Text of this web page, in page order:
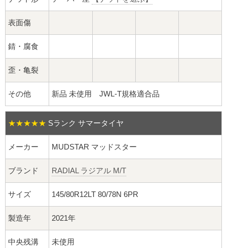
ショート平面ナット
ロング球面ナット
ショート球面ナット
貫通ナット
ロング袋ナット
ショート袋ナット
スチール鉄ホイール
持ち込み交換工賃
表面傷
錆・腐食
歪・亀裂
その他 新品 未使用 JWL-T規格適合品
★★★★★ Sランク サマータイヤ
メーカー MUDSTAR マッドスター
ブランド RADIAL ラジアル M/T
サイズ 145/80R12LT 80/78N 6PR
製造年 2021年
中央残溝 未使用